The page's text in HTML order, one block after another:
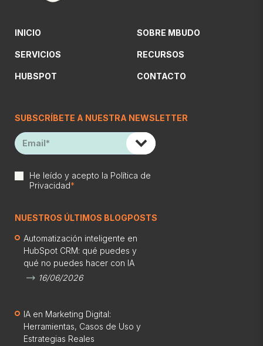
INICIO
SERVICIOS
HUBSPOT
SOBRE MBUDO
RECURSOS
CONTACTO
SUBSCRÍBETE A NUESTRA NEWSLETTER
He leído y acepto la Política de
Privacidad*
NUESTROS ÚLTIMOS BLOGPOSTS
Automatización inteligente en
HubSpot CRM: qué puedes y
qué no puedes hacer con IA
16/06/2026
IA en Marketing Digital:
Herramientas, Casos de Uso y
Estrategias Reales